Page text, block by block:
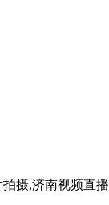
摄,济南视频直